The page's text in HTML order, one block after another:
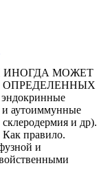
ИНОГДА МОЖЕТ
ОПРЕДЕЛЕННЫХ
и аутоиммунные
и др).
пра­вило.
и